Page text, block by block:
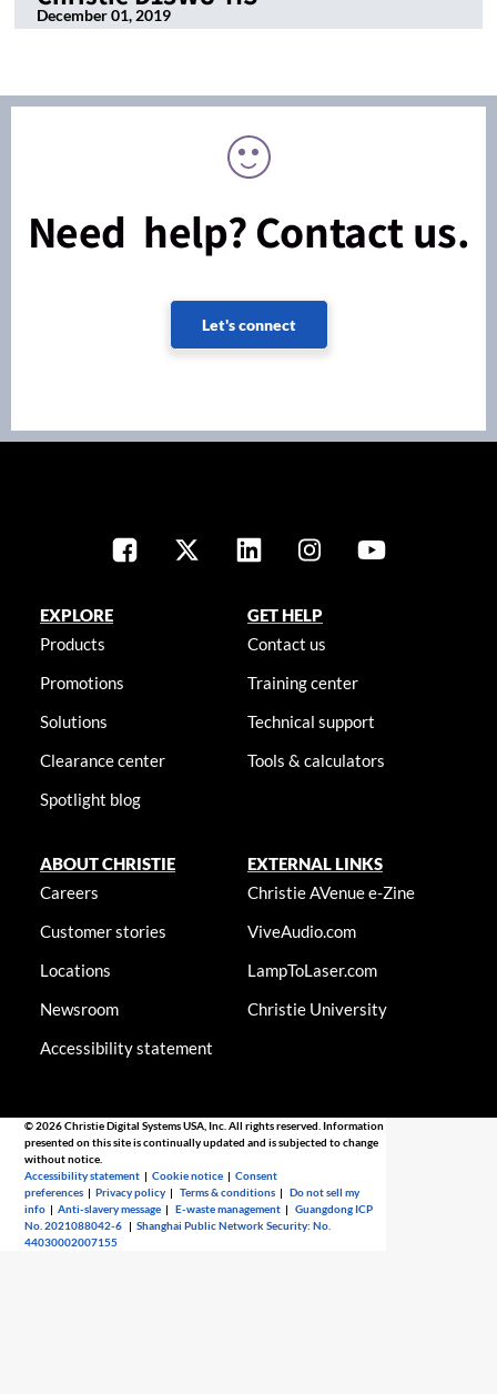
December 01, 2019
Need help? Contact us.
Let's connect
EXPLORE
Products
Promotions
Solutions
Clearance center
Spotlight blog
GET HELP
Contact us
Training center
Technical support
Tools & calculators
ABOUT CHRISTIE
Careers
Customer stories
Locations
Newsroom
Accessibility statement
EXTERNAL LINKS
Christie AVenue e-Zine
ViveAudio.com
LampToLaser.com
Christie University
© 2026 Christie Digital Systems USA, Inc. All rights reserved. Information
presented on this site is continually updated and is subjected to change
without notice.
Accessibility statement |Cookie notice |Consent
preferences |Privacy policy |Terms & conditions |Do not sell my
info |Anti-slavery message |E-waste management |Guangdong ICP
No. 2021088042-6 |Shanghai Public Network Security: No.
44030002007155